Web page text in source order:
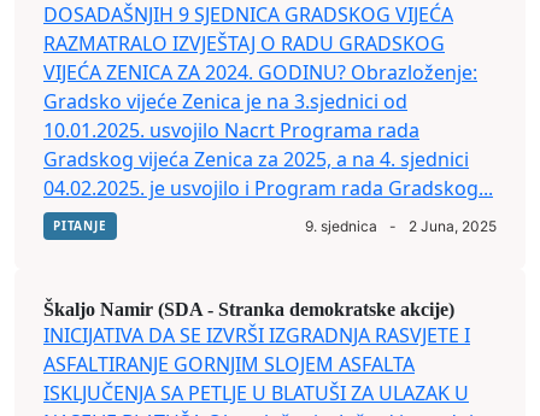
DOSADAŠNJIH 9 SJEDNICA GRADSKOG VIJEĆA
RAZMATRALO IZVJEŠTAJ O RADU GRADSKOG
VIJEĆA ZENICA ZA 2024. GODINU? Obrazloženje:
Gradsko vijeće Zenica je na 3.sjednici od
10.01.2025. usvojilo Nacrt Programa rada
Gradskog vijeća Zenica za 2025, a na 4. sjednici
04.02.2025. je usvojilo i Program rada Gradskog...
PITANJE 9. sjednica - 2 Juna, 2025
Škaljo Namir (SDA - Stranka demokratske akcije)
INICIJATIVA DA SE IZVRŠI IZGRADNJA RASVJETE I
ASFALTIRANJE GORNJIM SLOJEM ASFALTA
ISKLJUČENJA SA PETLJE U BLATUŠI ZA ULAZAK U